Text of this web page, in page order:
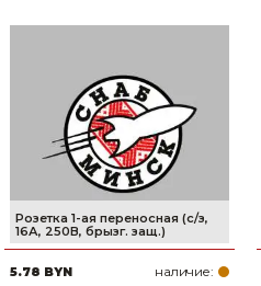
Розетка 1-ая переносная (с/з,
16А, 250В, брызг. защ.)
5.78 BYN наличие: